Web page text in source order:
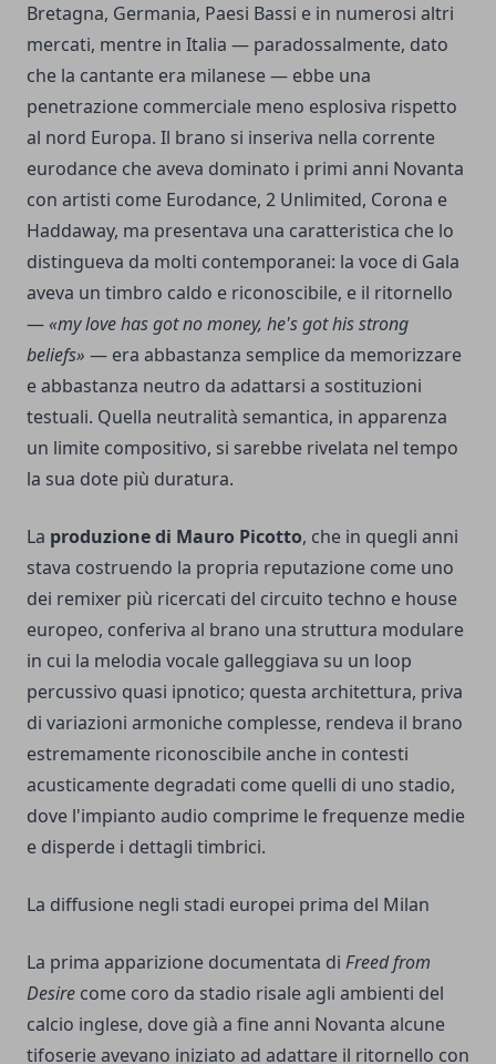
Bretagna, Germania, Paesi Bassi e in numerosi altri
mercati, mentre in Italia — paradossalmente, dato
che la cantante era milanese — ebbe una
penetrazione commerciale meno esplosiva rispetto
al nord Europa. Il brano si inseriva nella corrente
eurodance che aveva dominato i primi anni Novanta
con artisti come Eurodance, 2 Unlimited, Corona e
Haddaway, ma presentava una caratteristica che lo
distingueva da molti contemporanei: la voce di Gala
aveva un timbro caldo e riconoscibile, e il ritornello
—«my love has got no money, he's got his strong
beliefs» — era abbastanza semplice da memorizzare
e abbastanza neutro da adattarsi a sostituzioni
testuali. Quella neutralità semantica, in apparenza
un limite compositivo, si sarebbe rivelata nel tempo
la sua dote più duratura.
La produzione di Mauro Picotto, che in quegli anni
stava costruendo la propria reputazione come uno
dei remixer più ricercati del circuito techno e house
europeo, conferiva al brano una struttura modulare
in cui la melodia vocale galleggiava su un loop
percussivo quasi ipnotico; questa architettura, priva
di variazioni armoniche complesse, rendeva il brano
estremamente riconoscibile anche in contesti
acusticamente degradati come quelli di uno stadio,
dove l'impianto audio comprime le frequenze medie
e disperde i dettagli timbrici.
La diffusione negli stadi europei prima del Milan
La prima apparizione documentata di Freed from
Desire come coro da stadio risale agli ambienti del
calcio inglese, dove già a fine anni Novanta alcune
tifoserie avevano iniziato ad adattare il ritornello con